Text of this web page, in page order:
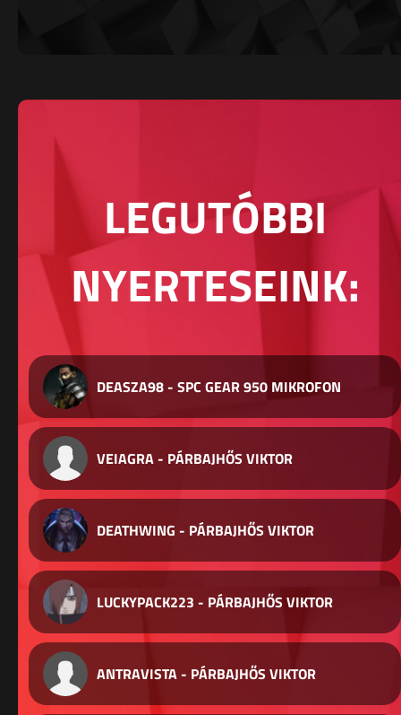
LEGUTÓBBI
NYERTESEINK:
DEASZA98 - SPC GEAR 950 MIKROFON
VEIAGRA - PÁRBAJHŐS VIKTOR
DEATHWING - PÁRBAJHŐS VIKTOR
LUCKYPACK223 - PÁRBAJHŐS VIKTOR
ANTRAVISTA - PÁRBAJHŐS VIKTOR